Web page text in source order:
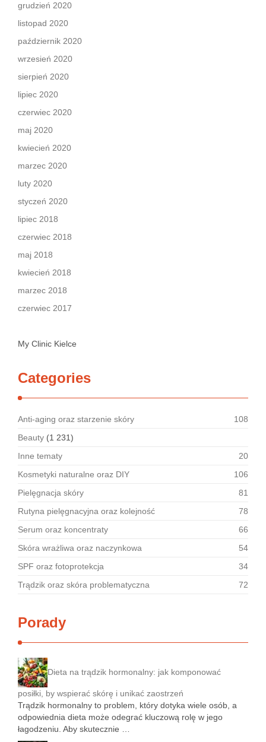
grudzień 2020
listopad 2020
październik 2020
wrzesień 2020
sierpień 2020
lipiec 2020
czerwiec 2020
maj 2020
kwiecień 2020
marzec 2020
luty 2020
styczeń 2020
lipiec 2018
czerwiec 2018
maj 2018
kwiecień 2018
marzec 2018
czerwiec 2017
My Clinic Kielce
Categories
Anti-aging oraz starzenie skóry
108
Beauty (1 231)
Inne tematy
20
Kosmetyki naturalne oraz DIY
106
Pielęgnacja skóry
81
Rutyna pielęgnacyjna oraz kolejność
78
Serum oraz koncentraty
66
Skóra wrażliwa oraz naczynkowa
54
SPF oraz fotoprotekcja
34
Trądzik oraz skóra problematyczna
72
Porady
Dieta na trądzik hormonalny: jak komponować
posiłki, by wspierać skórę i unikać zaostrzeń
Trądzik hormonalny to problem, który dotyka wiele osób, a
odpowiednia dieta może odegrać kluczową rolę w jego
łagodzeniu. Aby skutecznie …